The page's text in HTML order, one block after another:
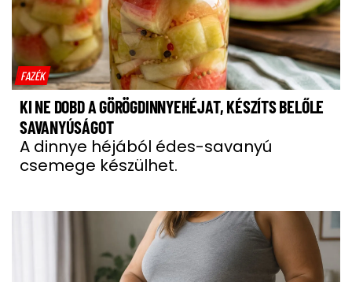
FAZÉK
KI NE DOBD A GÖRÖGDINNYEHÉJAT, KÉSZÍTS BELŐLE
SAVANYÚSÁGOT
A dinnye héjából édes-savanyú
csemege készülhet.